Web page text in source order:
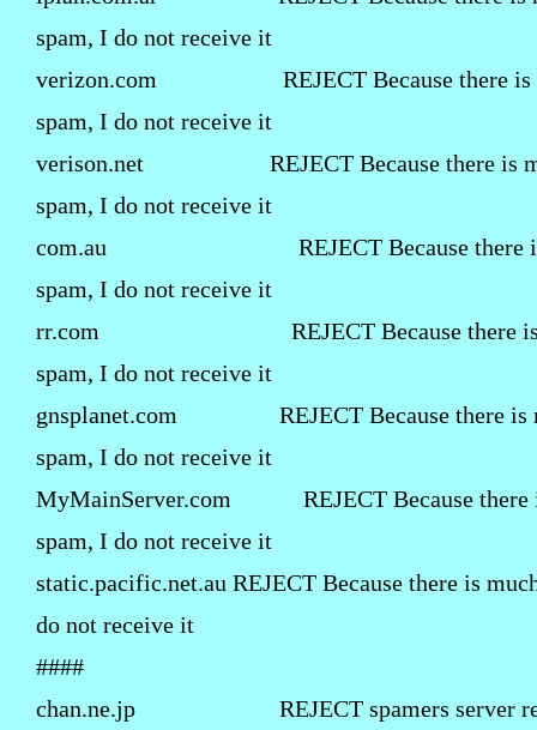
spam, I do not receive it
verizon.com REJECT Because there is
spam, I do not receive it
verison.net REJECT Because there is
spam, I do not receive it
com.au REJECT Because there is
spam, I do not receive it
rr.com REJECT Because there is
spam, I do not receive it
gnsplanet.com REJECT Because there is
spam, I do not receive it
MyMainServer.com REJECT Because there
spam, I do not receive it
static.pacific.net.au REJECT Because there is
do not receive it
####
chan.ne.jp REJECT spamers server